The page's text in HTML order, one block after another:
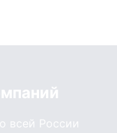
всей России